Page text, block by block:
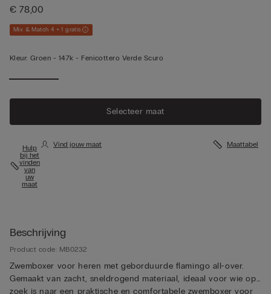
€ 78,00
Mix & Match 4 + 1 gratis
Kleur: Groen - 147k - Fenicottero Verde Scuro
Selecteer maat
Hulp
bij het
vinden
van
uw
maat
Vind jouw maat Maattabel
Beschrijving
Product code: MB0232
Zwemboxer voor heren met geborduurde flamingo all-over.
Gemaakt van zacht, sneldrogend materiaal, ideaal voor wie op
zoek is naar een praktische en comfortabele zwemboxer voor